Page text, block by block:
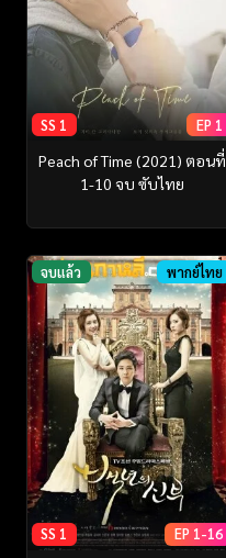
SS 1 EP 1
Peach of Time (2021) ตอนที่
1-10 จบ ซับไทย
จบแล้ว พากย์ไทย
SS 1 EP 1-16